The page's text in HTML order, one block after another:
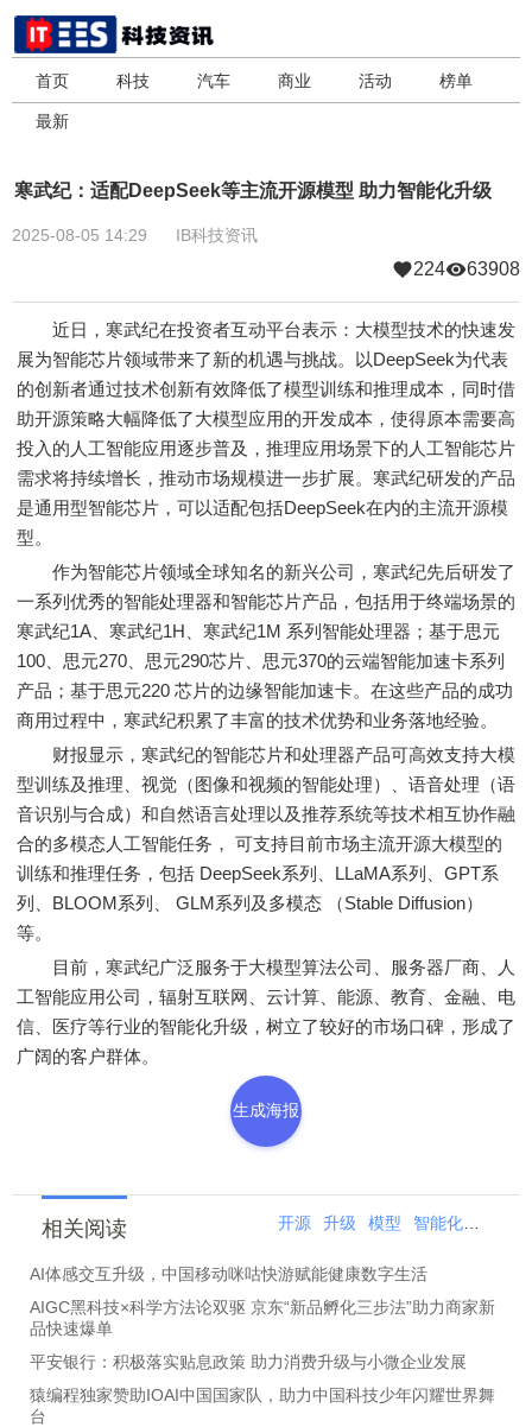
首页 科技 汽车 商业 活动 榜单
最新
寒武纪：适配DeepSeek等主流开源模型 助力智能化升级
2025-08-05 14:29 IB科技资讯
224 63908
近日，寒武纪在投资者互动平台表示：大模型技术的快速发
展为智能芯片领域带来了新的机遇与挑战。以DeepSeek为代表
的创新者通过技术创新有效降低了模型训练和推理成本，同时借
助开源策略大幅降低了大模型应用的开发成本，使得原本需要高
投入的人工智能应用逐步普及，推理应用场景下的人工智能芯片
需求将持续增长，推动市场规模进一步扩展。寒武纪研发的产品
是通用型智能芯片，可以适配包括DeepSeek在内的主流开源模
型。
作为智能芯片领域全球知名的新兴公司，寒武纪先后研发了
一系列优秀的智能处理器和智能芯片产品，包括用于终端场景的
寒武纪1A、寒武纪1H、寒武纪1M 系列智能处理器；基于思元
100、思元270、思元290芯片、思元370的云端智能加速卡系列
产品；基于思元220 芯片的边缘智能加速卡。在这些产品的成功
商用过程中，寒武纪积累了丰富的技术优势和业务落地经验。
财报显示，寒武纪的智能芯片和处理器产品可高效支持大模
型训练及推理、视觉（图像和视频的智能处理）、语音处理（语
音识别与合成）和自然语言处理以及推荐系统等技术相互协作融
合的多模态人工智能任务， 可支持目前市场主流开源大模型的
训练和推理任务，包括 DeepSeek系列、LLaMA系列、GPT系
列、BLOOM系列、 GLM系列及多模态 （Stable Diffusion）
等。
目前，寒武纪广泛服务于大模型算法公司、服务器厂商、人
工智能应用公司，辐射互联网、云计算、能源、教育、金融、电
信、医疗等行业的智能化升级，树立了较好的市场口碑，形成了
广阔的客户群体。
生成海报
相关阅读 开源 升级 模型 智能化
AI体感交互升级，中国移动咪咕快游赋能健康数字生活
AIGC黑科技×科学方法论双驱 京东“新品孵化三步法”助力商家新
品快速爆单
平安银行：积极落实贴息政策 助力消费升级与小微企业发展
猿编程独家赞助IOAI中国国家队，助力中国科技少年闪耀世界舞
台